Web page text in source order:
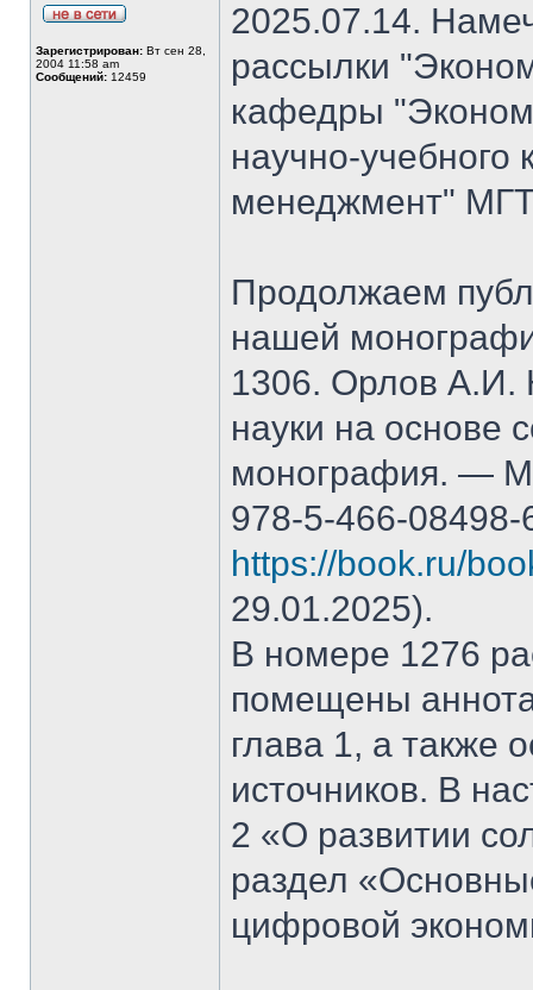
Зарегистрирован: Вт сен 28,
2004 11:58 am
Сообщений: 12459
2025.07.14.
рассылки
кафедры
научно-
менеджмент"
Продолжаем
нашей
1306. Орлов А.И.
науки на основе
монография. —
978-5-466-
https://book.ru/
29.01.2025).
В номере 1276
помещены
глава 1, а также
источников. В
2 «О развитии
раздел
цифровой